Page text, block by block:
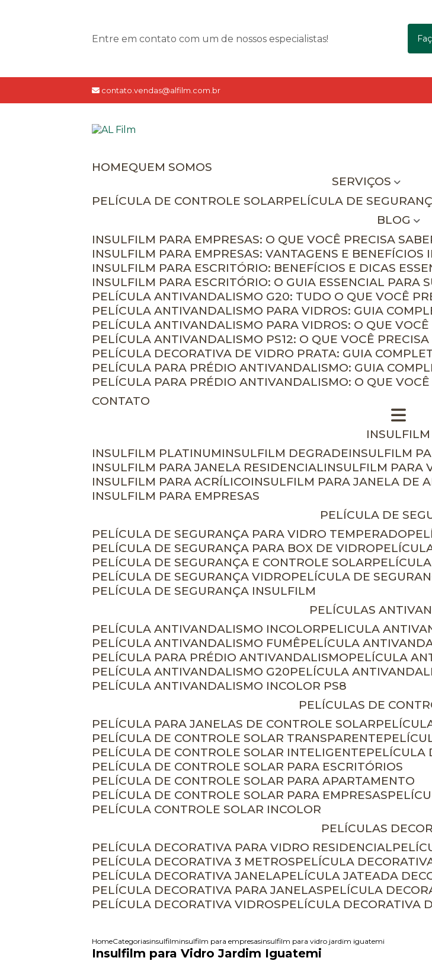
Entre em contato com um de nossos especialistas!
contato.vendas@alfilm.com.br
HOME
QUEM SOMOS
SERVIÇOS
PELÍCULA DE CONTROLE SOLAR
PELÍCULA DE
BLOG
INSULFILM PARA EMPRESAS: O QUE VOCÊ PRECISA
INSULFILM PARA EMPRESAS: VANTAGENS E BENEFÍCIOS
INSULFILM PARA ESCRITÓRIO: BENEFÍCIOS E DICAS
INSULFILM PARA ESCRITÓRIO: O GUIA ESSENCIAL PARA
PELÍCULA ANTIVANDALISMO G20: TUDO O QUE VOCÊ
PELÍCULA ANTIVANDALISMO PARA VIDROS: GUIA
PELÍCULA ANTIVANDALISMO PARA VIDROS: O QUE
PELÍCULA ANTIVANDALISMO PS12: O QUE VOCÊ PRECISA
PELÍCULA DECORATIVA DE VIDRO PRATA: GUIA
PELÍCULA PARA PRÉDIO ANTIVANDALISMO: GUIA
PELÍCULA PARA PRÉDIO ANTIVANDALISMO: O QUE
CONTATO
INSULFILM
INSULFILM PLATINUM INSULFILM DEGRADE INSULFILM
INSULFILM PARA JANELA RESIDENCIAL INSULFILM PARA
INSULFILM PARA ACRÍLICO INSULFILM PARA JANELA DE
INSULFILM PARA EMPRESAS
PELÍCULA DE
PELÍCULA DE SEGURANÇA PARA VIDRO TEMPERADO
PELÍCULA DE SEGURANÇA PARA BOX DE VIDRO
PELÍCULA DE SEGURANÇA E CONTROLE SOLAR
PELÍCULA DE SEGURANÇA VIDRO
PELÍCULA DE
PELÍCULA DE SEGURANÇA INSULFILM
PELÍCULAS
PELÍCULA ANTIVANDALISMO INCOLOR
PELICULA
PELÍCULA ANTIVANDALISMO FUMÊ
PELÍCULA
PELÍCULA PARA PRÉDIO ANTIVANDALISMO
PELÍCULA
PELÍCULA ANTIVANDALISMO G20
PELÍCULA
PELÍCULA ANTIVANDALISMO INCOLOR PS8
PELÍCULAS DE
PELÍCULA PARA JANELAS DE CONTROLE SOLAR
PELÍCULA DE CONTROLE SOLAR TRANSPARENTE
PELÍCULA DE CONTROLE SOLAR INTELIGENTE
PELÍCULA DE CONTROLE SOLAR PARA ESCRITÓRIOS
PELÍCULA DE CONTROLE SOLAR PARA APARTAMENTO
PELÍCULA DE CONTROLE SOLAR PARA EMPRESAS
PELÍCULA CONTROLE SOLAR INCOLOR
PELÍCULAS
PELÍCULA DECORATIVA PARA VIDRO RESIDENCIAL
PELÍCULA DECORATIVA 3 METROS
PELÍCULA
PELÍCULA DECORATIVA JANELA
PELÍCULA JATEADA
PELÍCULA DECORATIVA PARA JANELAS
PELÍCULA
PELÍCULA DECORATIVA VIDROS
PELÍCULA DECORATIVA
HomeCategoriasinsulfilminsulfilm para empresasinsulfilm para vidro jardim iguatemi
Insulfilm para Vidro Jardim Iguatemi